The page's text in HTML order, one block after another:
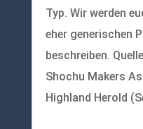
Typ. Wir werden
eher generischen
beschreiben.
Shochu Makers
Highland Herold